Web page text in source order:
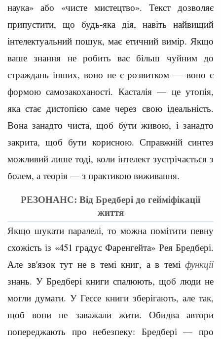
наука» або «чисте мистецтво». Текст дозволяє
припустити, що будь-яка дія, навіть найвищий
інтелектуальний пошук, має етичний вимір. Якщо
ваше знання не робить вас більш чуйним до
страждань інших, воно не є розвитком — воно є
формою самозакоханості. Касталія — це утопія,
яка стає дистопією саме через свою ідеальність.
Вона занадто чиста, щоб бути живою, і занадто
закрита, щоб бути корисною. Справжній синтез
можливий лише тоді, коли інтелект зустрічається з
болем, а теорія — з практикою виживання.
РЕЗОНАНС: Від Бредбері до гейміфікації
життя
Якщо шукати паралелі, то можна помітити певну
схожість із «451 градус Фаренгейта» Рея Бредбері.
Але зв'язок тут не в темі книг, а в темі функції
знань. У Бредбері книги спалюють, щоб люди не
могли думати. У Гессе книги зберігають, але так,
щоб вони не заважали жити. Обидва автори
попереджають про небезпеку: Бредбері — про